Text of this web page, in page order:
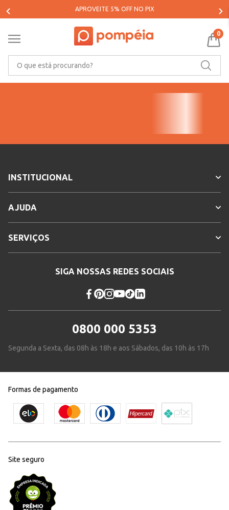
APROVEITE 5% OFF NO PIX
0
INSTITUCIONAL
AJUDA
SERVIÇOS
SIGA NOSSAS REDES SOCIAIS
0800 000 5353
Segunda a Sexta, das 08h às 18h e aos Sábados, das 10h às 17h
Formas de pagamento
Site seguro